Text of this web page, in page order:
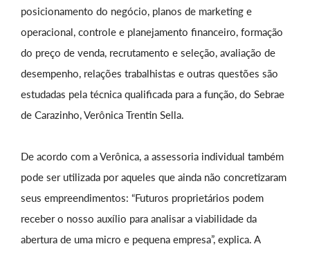
posicionamento do negócio, planos de marketing e
operacional, controle e planejamento financeiro, formação
do preço de venda, recrutamento e seleção, avaliação de
desempenho, relações trabalhistas e outras questões são
estudadas pela técnica qualificada para a função, do Sebrae
de Carazinho, Verônica Trentin Sella.
De acordo com a Verônica, a assessoria individual também
pode ser utilizada por aqueles que ainda não concretizaram
seus empreendimentos: “Futuros proprietários podem
receber o nosso auxílio para analisar a viabilidade da
abertura de uma micro e pequena empresa”, explica. A